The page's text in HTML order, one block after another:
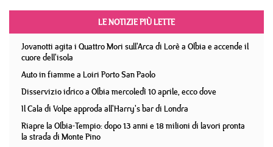
LE NOTIZIE PIÙ LETTE
Jovanotti agita i Quattro Mori sull'Arca di Lorè a Olbia e accende il
cuore dell'isola
Auto in fiamme a Loiri Porto San Paolo
Disservizio idrico a Olbia mercoledì 10 aprile, ecco dove
Il Cala di Volpe approda all'Harry's bar di Londra
Riapre la Olbia-Tempio: dopo 13 anni e 18 milioni di lavori pronta
la strada di Monte Pino